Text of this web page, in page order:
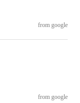
from google
from google